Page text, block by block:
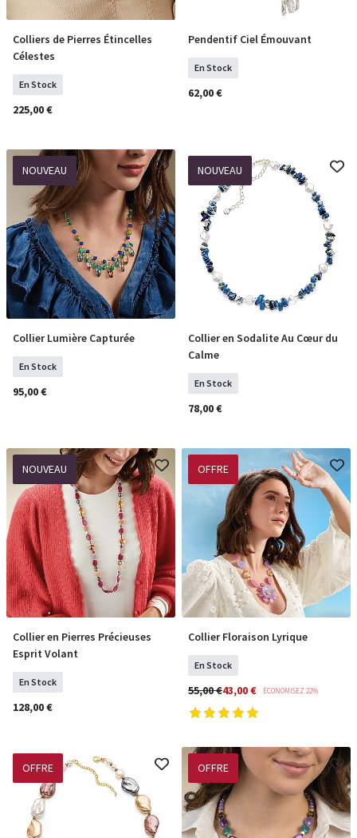
COMMANDER
Colliers de Pierres Étincelles
Célestes
En Stock
225,00 €
COMMANDER
Pendentif Ciel Émouvant
En Stock
62,00 €
NOUVEAU
COMMANDER
Collier Lumière Capturée
En Stock
95,00 €
NOUVEAU
COMMANDER
Collier en Sodalite Au Cœur du
Calme
En Stock
78,00 €
NOUVEAU
COMMANDER
Collier en Pierres Précieuses
Esprit Volant
En Stock
128,00 €
OFFRE
COMMANDER
Collier Floraison Lyrique
En Stock
55,00 €43,00 € ÉCONOMISEZ 22%
OFFRE OFFRE